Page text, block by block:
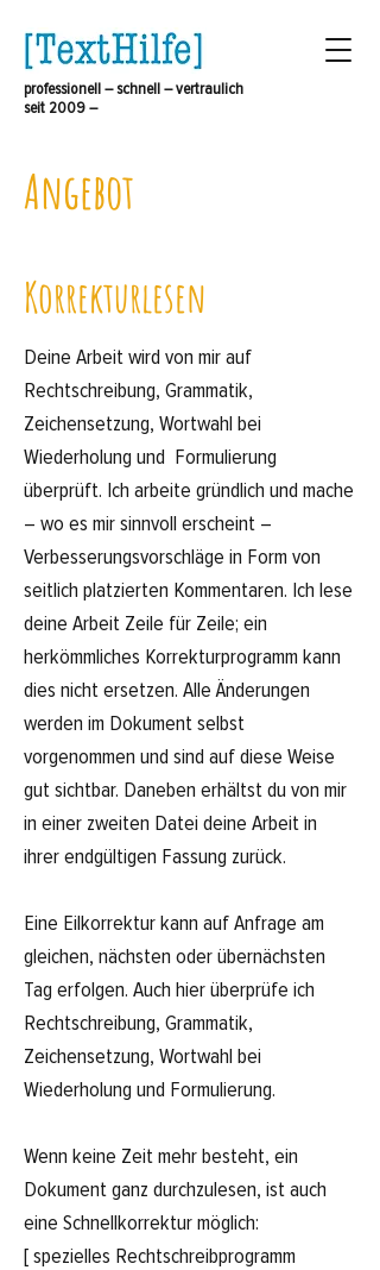
professionell – schnell – vertraulich
seit 2009 –
Angebot
Korrekturlesen
Deine Arbeit wird von mir auf
Rechtschreibung, Grammatik,
Zeichensetzung, Wortwahl bei
Wiederholung und Formulierung
überprüft. Ich arbeite gründlich und mache
– wo es mir sinnvoll erscheint –
Verbesserungsvorschläge in Form von
seitlich platzierten Kommentaren. Ich lese
deine Arbeit Zeile für Zeile; ein
herkömmliches Korrekturprogramm kann
dies nicht ersetzen. Alle Änderungen
werden im Dokument selbst
vorgenommen und sind auf diese Weise
gut sichtbar. Daneben erhältst du von mir
in einer zweiten Datei deine Arbeit in
ihrer endgültigen Fassung zurück.
Eine Eilkorrektur kann auf Anfrage am
gleichen, nächsten oder übernächsten
Tag erfolgen. Auch hier überprüfe ich
Rechtschreibung, Grammatik,
Zeichensetzung, Wortwahl bei
Wiederholung und Formulierung.
Wenn keine Zeit mehr besteht, ein
Dokument ganz durchzulesen, ist auch
eine Schnellkorrektur möglich:
[ spezielles Rechtschreibprogramm